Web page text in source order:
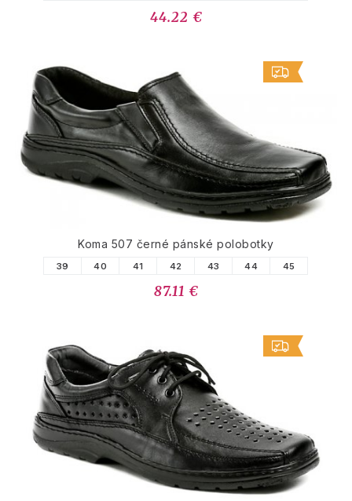
44.22 €
Koma 507 černé pánské polobotky
39 40 41 42 43 44 45
87.11 €